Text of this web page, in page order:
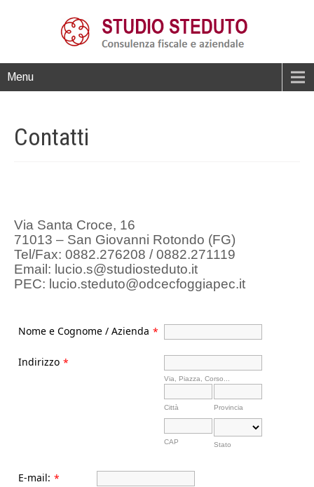
Menu
Contatti
Via Santa Croce, 16
71013 – San Giovanni Rotondo (FG)
Tel/Fax: 0882.276208 / 0882.271119
Email: lucio.s@studiosteduto.it
PEC: lucio.steduto@odcecfoggiapec.it
Nome e Cognome / Azienda *
Indirizzo *
Via, Piazza, Corso...
Città Provincia
CAP Stato
E-mail: *